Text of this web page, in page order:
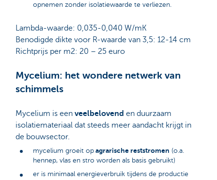
opnemen zonder isolatiewaarde te verliezen.
Lambda-waarde: 0,035-0,040 W/mK
Benodigde dikte voor R-waarde van 3,5: 12-14 cm
Richtprijs per m2: 20 – 25 euro
Mycelium: het wondere netwerk van
schimmels
Mycelium is een veelbelovend en duurzaam
isolatiemateriaal dat steeds meer aandacht krijgt in
de bouwsector.
mycelium groeit op agrarische reststromen (o.a.
hennep, vlas en stro worden als basis gebruikt)
er is minimaal energieverbruik tijdens de productie